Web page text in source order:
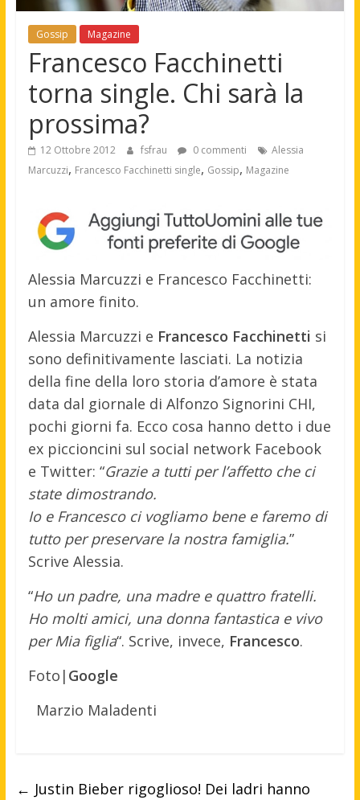
Gossip Magazine
Francesco Facchinetti
torna single. Chi sarà la
prossima?
12 Ottobre 2012 fsfrau 0 commenti
Alessia
Marcuzzi, Francesco Facchinetti single, Gossip, Magazine
Alessia Marcuzzi e Francesco Facchinetti:
un amore finito.
Alessia Marcuzzi e Francesco Facchinetti si
sono definitivamente lasciati. La notizia
della fine della loro storia d’amore è stata
data dal giornale di Alfonzo Signorini CHI,
pochi giorni fa. Ecco cosa hanno detto i due
ex piccioncini sul social network Facebook
e Twitter: “Grazie a tutti per l’affetto che ci
state dimostrando.
Io e Francesco ci vogliamo bene e faremo di
tutto per preservare la nostra famiglia.”
Scrive Alessia.
“Ho un padre, una madre e quattro fratelli.
Ho molti amici, una donna fantastica e vivo
per Mia figlia“. Scrive, invece, Francesco.
Foto| Google
Marzio Maladenti
← Justin Bieber rigoglioso! Dei ladri hanno